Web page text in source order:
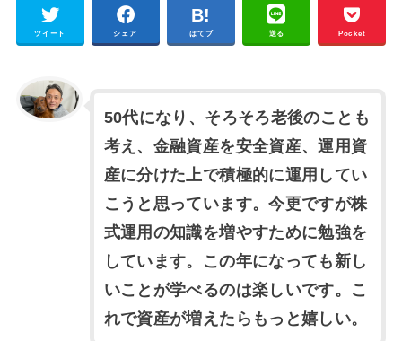
ツイート シェア はてブ 送る Pocket
50代になり、そろそろ老後のことも
考え、金融資産を安全資産、運用資
産に分けた上で積極的に運用してい
こうと思っています。今更ですが株
式運用の知識を増やすために勉強を
しています。この年になっても新し
いことが学べるのは楽しいです。こ
れで資産が増えたらもっと嬉しい。